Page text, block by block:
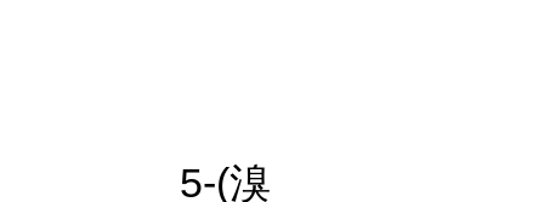
5-(溴